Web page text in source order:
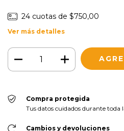
24 cuotas de $750,00
Ver más detalles
Compra protegida
Tus datos cuidados durante toda
Cambios y devoluciones